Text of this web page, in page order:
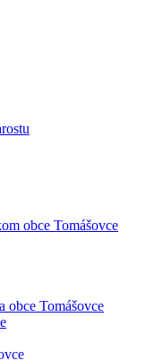
obce Tomášovce
obce Tomášovce